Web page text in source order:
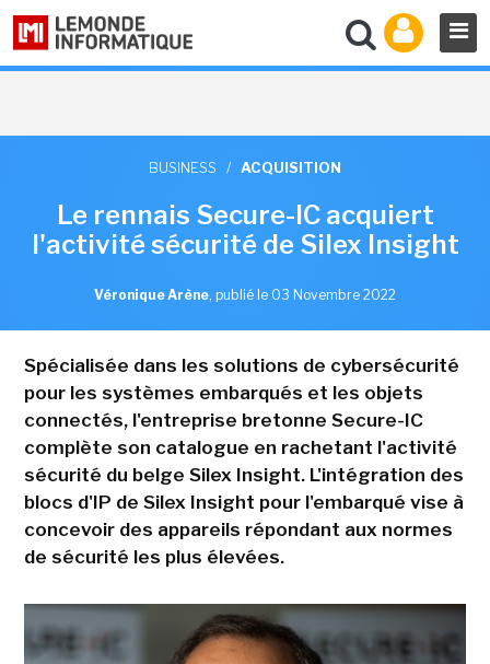
BUSINESS / ACQUISITION
Le rennais Secure-IC acquiert
l'activité sécurité de Silex Insight
Véronique Arène, publié le 03 Novembre 2022
Spécialisée dans les solutions de cybersécurité
pour les systèmes embarqués et les objets
connectés, l'entreprise bretonne Secure-IC
complète son catalogue en rachetant l'activité
sécurité du belge Silex Insight. L'intégration des
blocs d'IP de Silex Insight pour l'embarqué vise à
concevoir des appareils répondant aux normes
de sécurité les plus élevées.